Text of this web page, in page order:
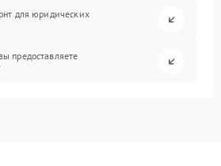
для юридических
предоставляете